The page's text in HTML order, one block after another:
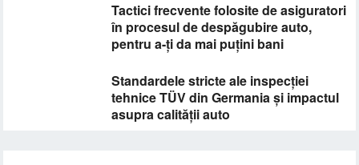
​Tactici frecvente folosite de asiguratori
în procesul de despăgubire auto,
pentru a-ți da mai puțini bani
Standardele stricte ale inspecției
tehnice TÜV din Germania și impactul
asupra calității auto